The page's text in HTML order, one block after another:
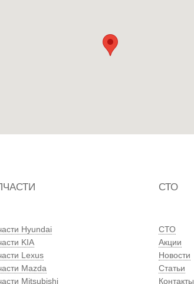
Hyundai
KIA
Lexus
Mazda
Mitsubishi
СТО
СТО
Акции
Новости
Статьи
Контакты